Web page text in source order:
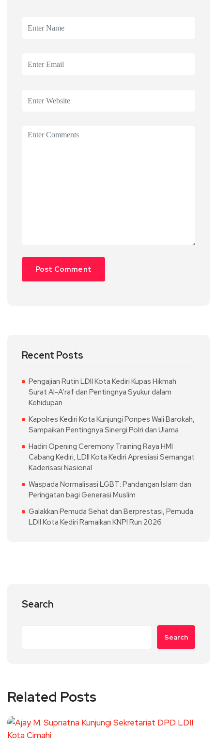
Recent Posts
Pengajian Rutin LDII Kota Kediri Kupas Hikmah
Surat Al-A’raf dan Pentingnya Syukur dalam
Kehidupan
Kapolres Kediri Kota Kunjungi Ponpes Wali Barokah,
Sampaikan Pentingnya Sinergi Polri dan Ulama
Hadiri Opening Ceremony Training Raya HMI
Cabang Kediri, LDII Kota Kediri Apresiasi Semangat
Kaderisasi Nasional
Waspada Normalisasi LGBT: Pandangan Islam dan
Peringatan bagi Generasi Muslim
Galakkan Pemuda Sehat dan Berprestasi, Pemuda
LDII Kota Kediri Ramaikan KNPI Run 2026
Search
Search
Related Posts